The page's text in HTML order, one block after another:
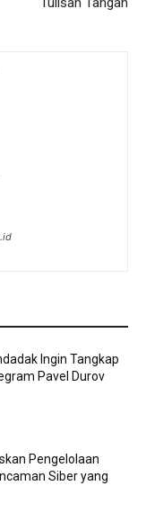
Ingin Tangkap
Pavel Durov
Pengelolaan
Siber yang